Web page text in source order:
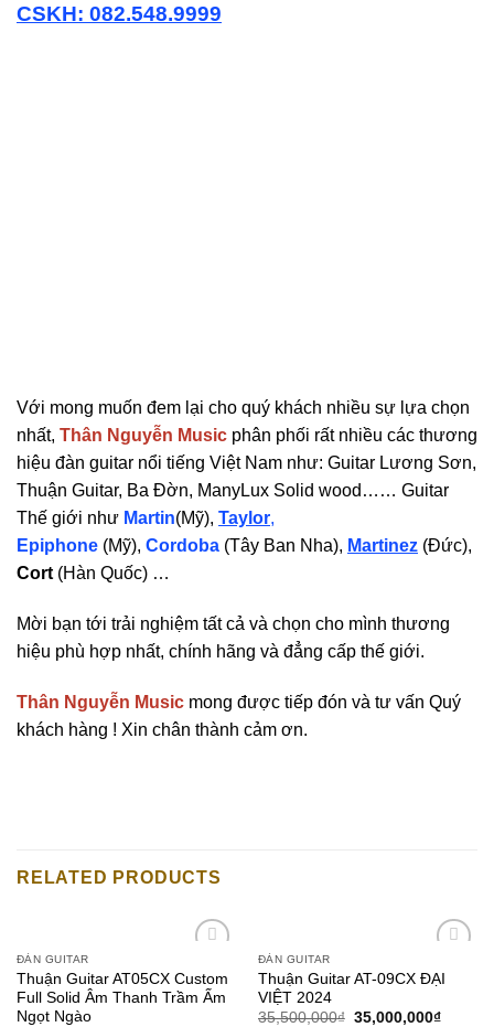
CSKH: 082.548.9999
Với mong muốn đem lại cho quý khách nhiều sự lựa chọn
nhất, Thân Nguyễn Music phân phối rất nhiều các thương
hiệu đàn guitar nổi tiếng Việt Nam như: Guitar Lương Sơn,
Thuận Guitar, Ba Đờn, ManyLux Solid wood…… Guitar
Thế giới như Martin(Mỹ), Taylor,
Epiphone (Mỹ), Cordoba (Tây Ban Nha), Martinez (Đức),
Cort (Hàn Quốc) …
Mời bạn tới trải nghiệm tất cả và chọn cho mình thương
hiệu phù hợp nhất, chính hãng và đẳng cấp thế giới.
Thân Nguyễn Music mong được tiếp đón và tư vấn Quý
khách hàng ! Xin chân thành cảm ơn.
RELATED PRODUCTS
wishlist
ĐÀN GUITAR
Thuận Guitar AT05CX Custom
Full Solid Âm Thanh Trầm Ấm
Ngọt Ngào
wishlist
ĐÀN GUITAR
Thuận Guitar AT-09CX ĐẠI
VIỆT 2024
35,500,000₫ 35,000,000₫